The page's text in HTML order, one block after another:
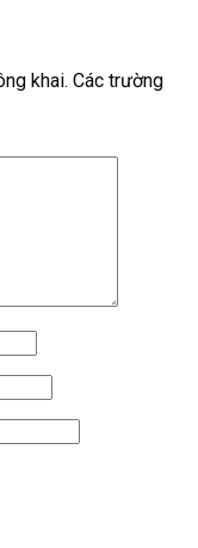
khai. Các trường